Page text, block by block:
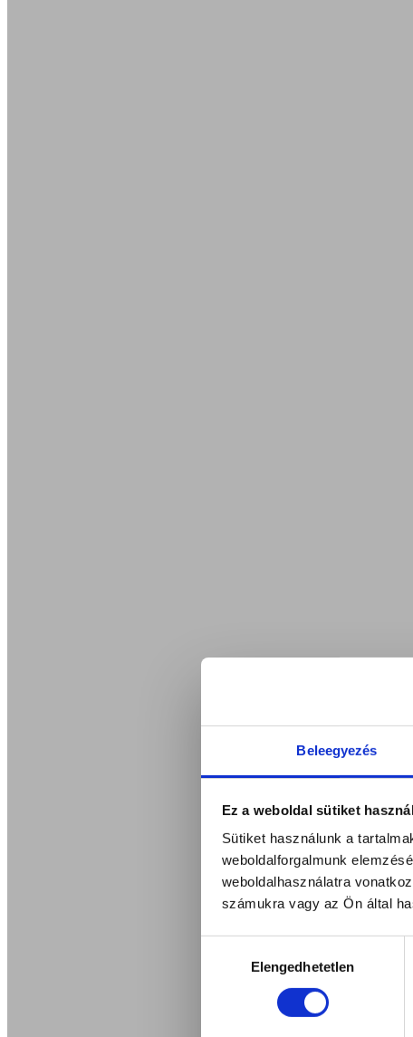
Beleegyezés
Ez a weboldal sütiket
Sütiket használunk a
weboldalforgalmunk
weboldalhasználatra
számukra vagy az Ön által
kiválasztásaElengedhetetlen